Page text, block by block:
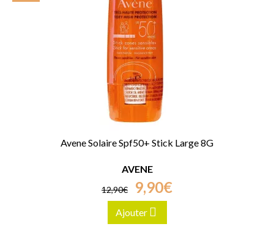
Avene Solaire Spf50+ Stick Large 8G
AVENE
12,90€ 9,90€
Ajouter